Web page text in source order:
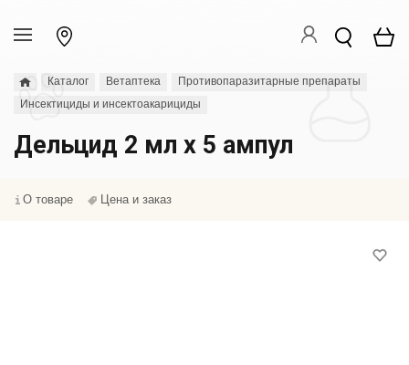
Каталог Ветаптека
Противопаразитарные препараты
Инсектициды и инсектоакарициды
Дельцид 2 мл х 5 ампул
О товаре Цена и заказ